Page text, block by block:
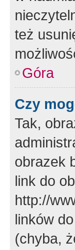
też
Góra
Czy
Tak,
obrazek
link do
http://
linków
(chyba,